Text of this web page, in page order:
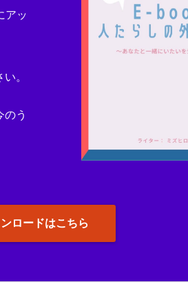
アッ
。
のう
ロードはこちら